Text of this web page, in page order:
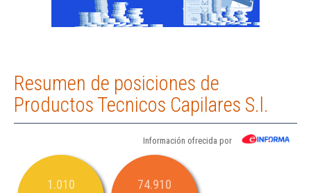
Resumen de posiciones de
Productos Tecnicos Capilares S.l.
Información ofrecida por
1.010 74.910